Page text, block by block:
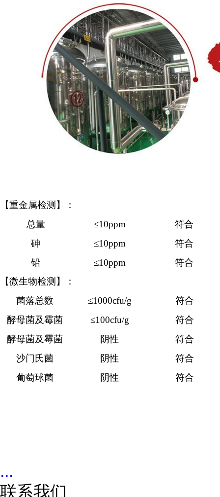
【重金属检测】：
总量
≤10ppm
符合
砷
≤10ppm
符合
铅
≤10ppm
符合
【微生物检测】：
菌落总数
≤1000cfu/g
符合
酵母菌及霉菌
≤100cfu/g
符合
酵母菌及霉菌
阴性
符合
沙门氏菌
阴性
符合
葡萄球菌
阴性 符合
...
联系我们